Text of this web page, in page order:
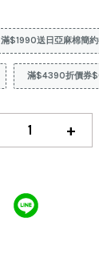
滿$1990送日亞麻棉簡
滿$4390折價券
+